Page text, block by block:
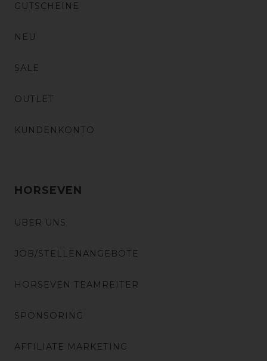
GUTSCHEINE
NEU
SALE
OUTLET
KUNDENKONTO
HORSEVEN
ÜBER UNS
JOB/STELLENANGEBOTE
HORSEVEN TEAMREITER
SPONSORING
AFFILIATE MARKETING